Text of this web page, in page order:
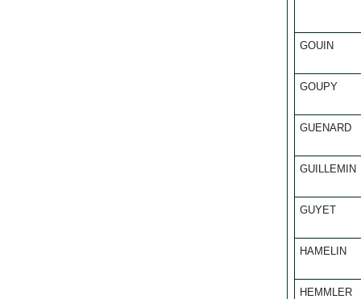
GOUIN
GOUPY
GUENARD
GUILLEMIN
GUYET
HAMELIN
HEMMLER